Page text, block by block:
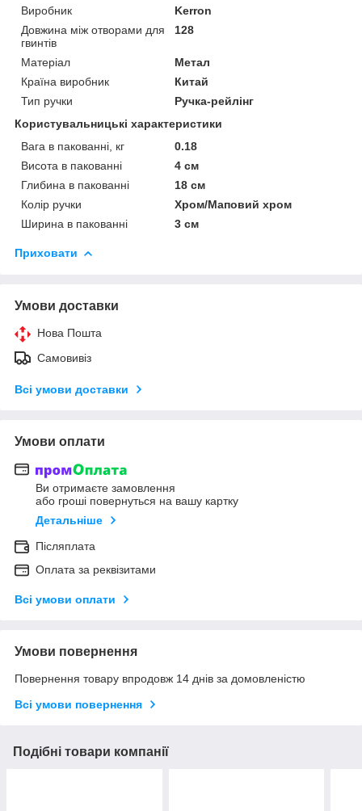
Виробник
Kerron
Довжина між отворами для
гвинтів
128
Матеріал
Метал
Країна виробник
Китай
Тип ручки
Ручка-рейлінг
Користувальницькі характеристики
Вага в пакованні, кг
0.18
Висота в пакованні
4 см
Глибина в пакованні
18 см
Колір ручки
Хром/Маповий хром
Ширина в пакованні
3 см
Приховати
Умови доставки
Нова Пошта
Самовивіз
Всі умови доставки
Умови оплати
Ви отримаєте замовлення
або гроші повернуться на вашу картку
Детальніше
Післяплата
Оплата за реквізитами
Всі умови оплати
Умови повернення
Повернення товару впродовж 14 днів за домовленістю
Всі умови повернення
Подібні товари компанії